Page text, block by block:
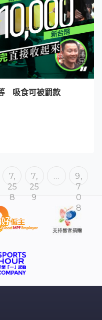
吸食可被罰款
7,
25
8
7,
25
9
…
9,
7
0
8